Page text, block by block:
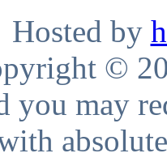
Hosted by
©
you may